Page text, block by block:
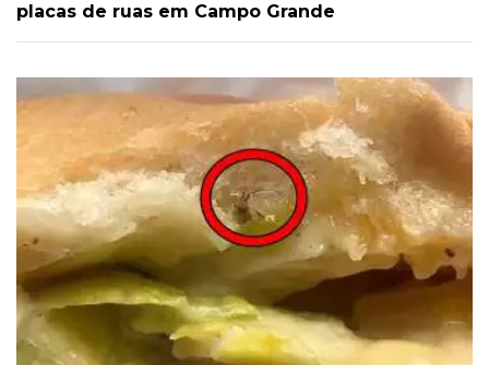
placas de ruas em Campo Grande